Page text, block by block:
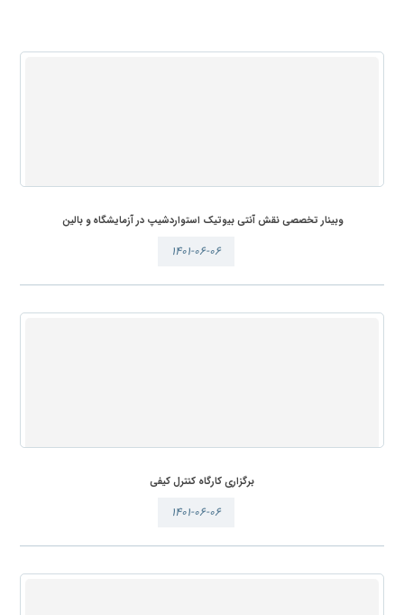
وبینار تخصصی نقش آنتی بیوتیک استواردشیپ در آزمایشگاه و بالین
۱۴۰۱-۰۶-۰۶
برگزاری کارگاه کنترل کیفی
۱۴۰۱-۰۶-۰۶